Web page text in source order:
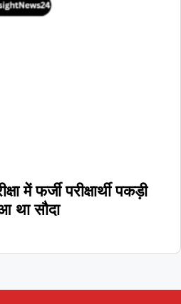
में फर्जी परीक्षार्थी पकड़ी
था सौदा